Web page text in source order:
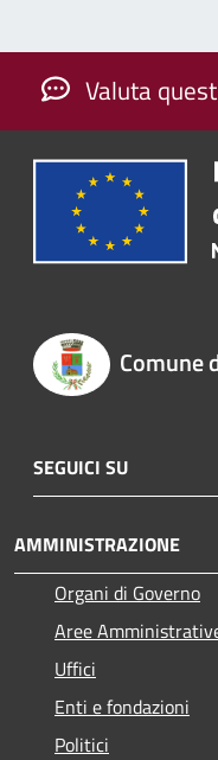
Valuta
Comune
SEGUICI SU
AMMINISTRAZIONE
Organi di Governo
Aree
Uffici
Enti e fondazioni
Politici